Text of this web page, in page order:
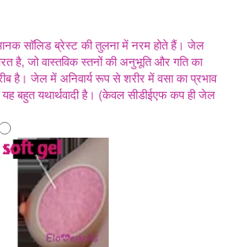
सॉलिड ब्रेस्ट की तुलना में नरम होते हैं। जेल
है, जो वास्तविक स्तनों की अनुभूति और गति का
जेल में अनिवार्य रूप से शरीर में वसा का प्रभाव
बहुत यथार्थवादी है। (केवल सीडीईएफ कप ही जेल